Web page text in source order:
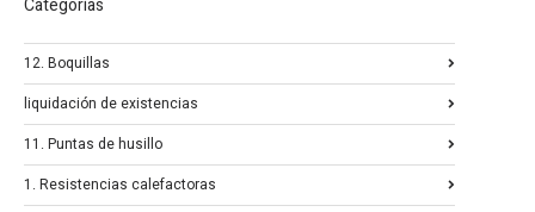
12. Boquillas
liquidación de existencias
11. Puntas de husillo
1. Resistencias calefactoras